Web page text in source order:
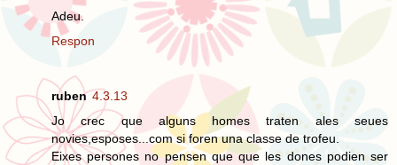
Adeu.
Respon
ruben 4.3.13
Jo crec que alguns homes traten ales seues
novies,esposes...com si foren una classe de trofeu.
Eixes persones no pensen que que les dones podien ser